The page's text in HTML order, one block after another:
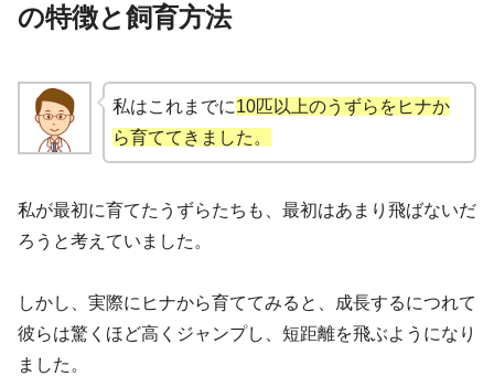
の特徴と飼育方法
私はこれまでに10匹以上のうずらをヒナか
ら育ててきました。
私が最初に育てたうずらたちも、最初はあまり飛ばないだ
ろうと考えていました。
しかし、実際にヒナから育ててみると、成長するにつれて
彼らは驚くほど高くジャンプし、短距離を飛ぶようになり
ました。